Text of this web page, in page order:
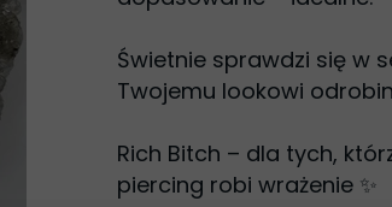
Świetnie sprawdzi się w
Twojemu lookowi
Rich Bitch – dla tych,
piercing robi wrażenie ✨